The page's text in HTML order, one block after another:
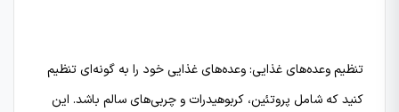
تنظیم وعده‌های غذایی: وعده‌های غذایی خود را به گونه‌ای تنظیم
کنید که شامل پروتئین، کربوهیدرات و چربی‌های سالم باشد. این